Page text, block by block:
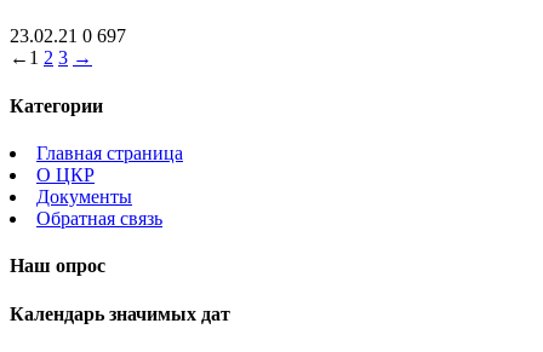
23.02.21 0 697
← 1 2 3 →
Категории
Главная страница
О ЦКР
Документы
Обратная связь
Наш опрос
Календарь значимых дат